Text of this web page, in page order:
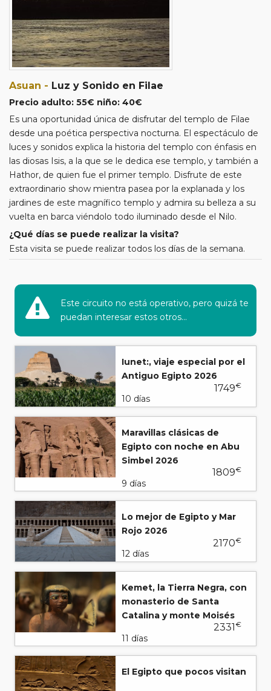
Asuan - Luz y Sonido en Filae
Precio adulto: 55€ niño: 40€
Es una oportunidad única de disfrutar del templo de Filae
desde una poética perspectiva nocturna. El espectáculo de
luces y sonidos explica la historia del templo con énfasis en
las diosas Isis, a la que se le dedica ese templo, y también a
Hathor, de quien fue el primer templo. Disfrute de este
extraordinario show mientra pasea por la explanada y los
jardines de este magnífico templo y admira su belleza a su
vuelta en barca viéndolo todo iluminado desde el Nilo.
¿Qué días se puede realizar la visita?
Esta visita se puede realizar todos los días de la semana.
Este circuito no está operativo, pero quizá te
puedan interesar estos otros...
Iunet:, viaje especial por el
Antiguo Egipto 2026
10 días
1749€
Maravillas clásicas de
Egipto con noche en Abu
Simbel 2026
9 días
1809€
Lo mejor de Egipto y Mar
Rojo 2026
12 días
2170€
Kemet, la Tierra Negra, con
monasterio de Santa
Catalina y monte Moisés
11 días
2331€
El Egipto que pocos visitan